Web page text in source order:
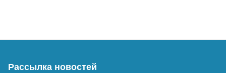
Рассылка новостей